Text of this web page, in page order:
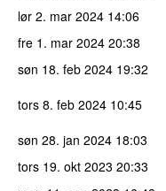
lør 2. mar 2024 14:06
fre 1. mar 2024 20:38
søn 18. feb 2024 19:32
tors 8. feb 2024 10:45
søn 28. jan 2024 18:03
tors 19. okt 2023 20:33